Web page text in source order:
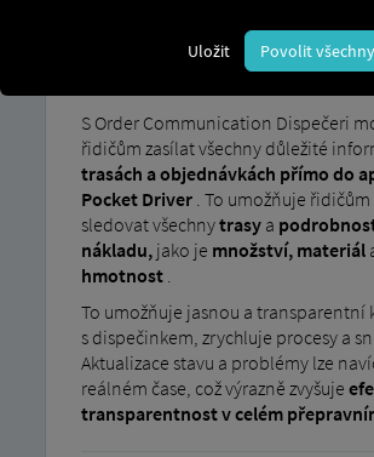
Papírové procesy a jazykové bariéry
k nedorozuměním a neefektivním
S Order Communication Dispečeri
řidičům zasílat všechny důležité
trasách a objednávkách přímo do
Pocket Driver. To umožňuje
sledovat všechnytrasya
nákladu,jako je množství, materiál
hmotnost.
To umožňuje jasnou a transparentní
s dispečinkem, zrychluje procesy a
Aktualizace stavu a problémy lze
reálném čase, což výrazně zvyšuje
transparentnost v celém
Uložit Povolit